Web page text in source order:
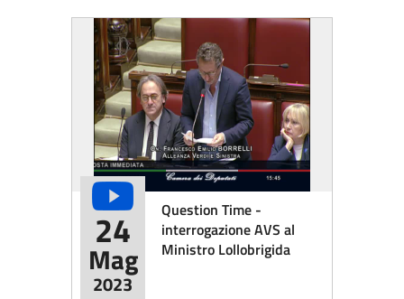
Question Time -
interrogazione AVS al
Ministro Lollobrigida
24
Mag
2023